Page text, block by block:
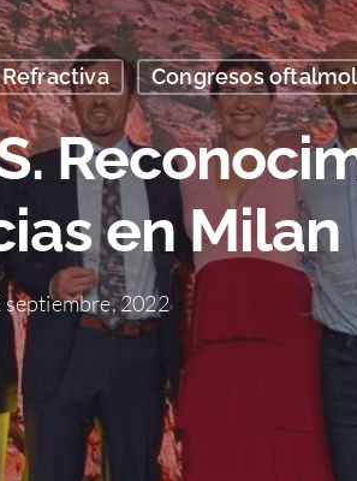
Congresos
en Milan
septiembre, 2022